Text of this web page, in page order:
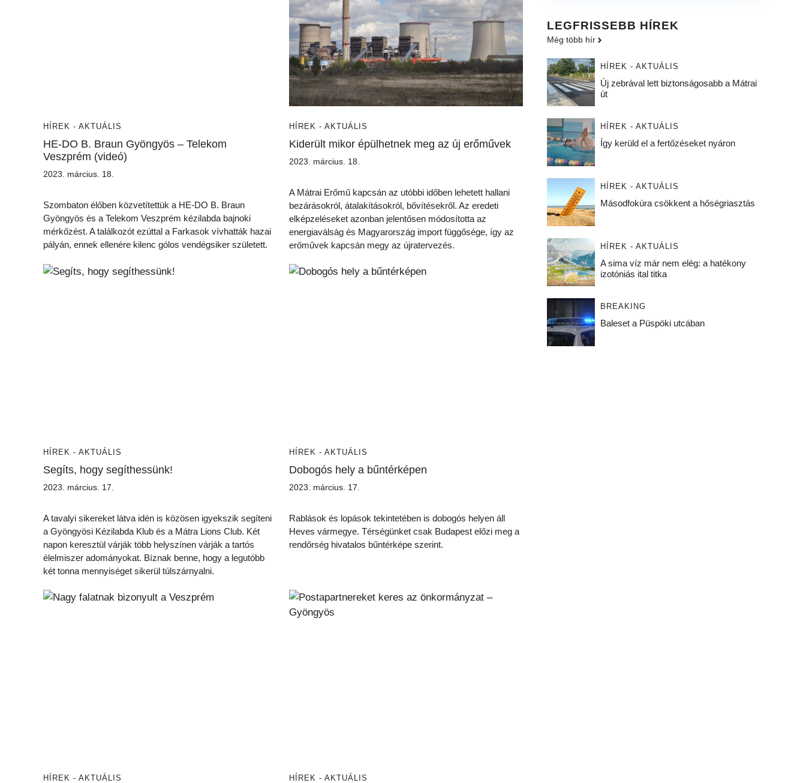
HÍREK - AKTUÁLIS
HE-DO B. Braun Gyöngyös – Telekom
Veszprém (videó)
2023. március. 18.
Szombaton élőben közvetítettük a HE-DO B. Braun
Gyöngyös és a Telekom Veszprém kézilabda bajnoki
mérkőzést. A találkozót ezúttal a Farkasok vívhatták hazai
pályán, ennek ellenére kilenc gólos vendégsiker született.
HÍREK - AKTUÁLIS
Kiderült mikor épülhetnek meg az új erőművek
2023. március. 18.
A Mátrai Erőmű kapcsán az utóbbi időben lehetett hallani
bezárásokról, átalakításokról, bővítésekről. Az eredeti
elképzeléseket azonban jelentősen módosította az
energiaválság és Magyarország import függősége, így az
erőművek kapcsán megy az újratervezés.
HÍREK - AKTUÁLIS
Segíts, hogy segíthessünk!
2023. március. 17.
A tavalyi sikereket látva idén is közösen igyekszik segíteni
a Gyöngyösi Kézilabda Klub és a Mátra Lions Club. Két
napon keresztül várják több helyszínen várják a tartós
élelmiszer adományokat. Bíznak benne, hogy a legutóbb
két tonna mennyiséget sikerül túlszárnyalni.
HÍREK - AKTUÁLIS
Dobogós hely a bűntérképen
2023. március. 17.
Rablások és lopások tekintetében is dobogós helyen áll
Heves vármegye. Térségünket csak Budapest előzi meg a
rendőrség hivatalos bűntérképe szerint.
HÍREK - AKTUÁLIS HÍREK - AKTUÁLIS
LEGFRISSEBB HÍREK
Még több hír
HÍREK - AKTUÁLIS
Új zebrával lett biztonságosabb a Mátrai
út
HÍREK - AKTUÁLIS
Így kerüld el a fertőzéseket nyáron
HÍREK - AKTUÁLIS
Másodfokúra csökkent a hőségriasztás
HÍREK - AKTUÁLIS
A sima víz már nem elég: a hatékony
izotóniás ital titka
BREAKING
Baleset a Püspöki utcában